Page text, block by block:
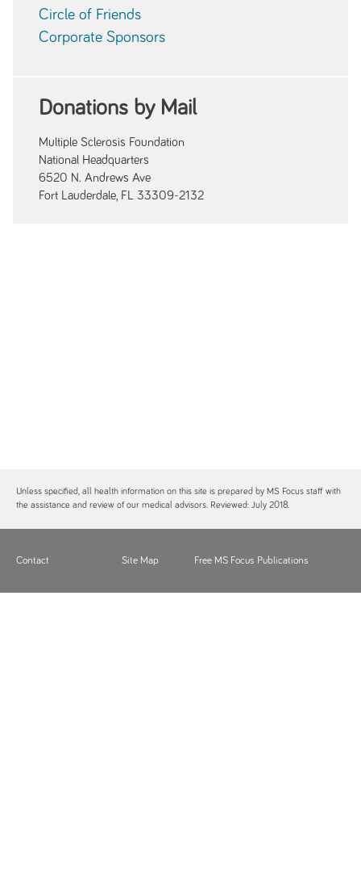
Circle of Friends
Corporate Sponsors
Donations by Mail
Multiple Sclerosis Foundation
National Headquarters
6520 N. Andrews Ave
Fort Lauderdale, FL 33309-2132
Unless specified, all health information on this site is prepared by MS Focus staff with
the assistance and review of our medical advisors. Reviewed: July 2018.
Contact Site Map Free MS Focus Publications